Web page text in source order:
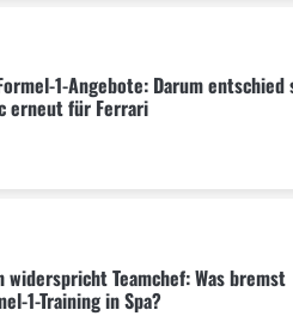
1-Angebote: Darum entschied
erneut für Ferrari
widerspricht Teamchef: Was bremst
1-Training in Spa?